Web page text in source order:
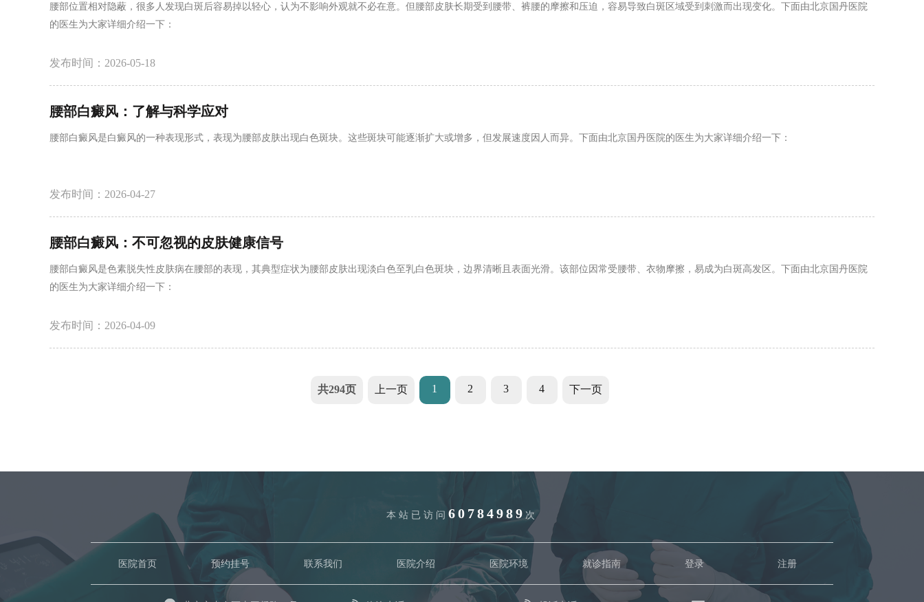
腰部位置相对隐蔽，很多人发现白斑后容易掉以轻心，认为不影响外观就不必在意。但腰部皮肤长期受到腰带、裤腰的摩擦和压迫，容易导致白斑区域受到刺激而出现变化。下面由北京国丹医院
的医生为大家详细介绍一下：
发布时间：2026-05-18
腰部白癜风：了解与科学应对
腰部白癜风是白癜风的一种表现形式，表现为腰部皮肤出现白色斑块。这些斑块可能逐渐扩大或增多，但发展速度因人而异。下面由北京国丹医院的医生为大家详细介绍一下：
发布时间：2026-04-27
腰部白癜风：不可忽视的皮肤健康信号
腰部白癜风是色素脱失性皮肤病在腰部的表现，其典型症状为腰部皮肤出现淡白色至乳白色斑块，边界清晰且表面光滑。该部位因常受腰带、衣物摩擦，易成为白斑高发区。下面由北京国丹医院
的医生为大家详细介绍一下：
发布时间：2026-04-09
共294页 上一页 1 2 3 4 下一页
本站已访问 60784989 次
医院首页 预约挂号 联系我们 医院介绍 医院环境 就诊指南 登录 注册